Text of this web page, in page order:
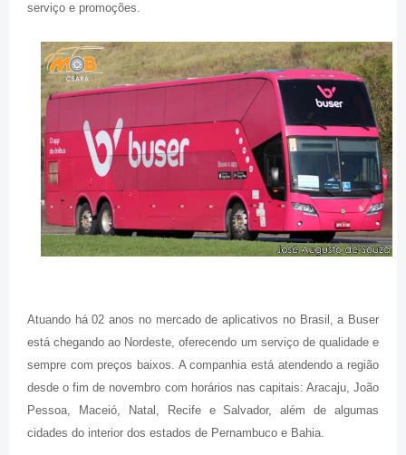
serviço e promoções.
Atuando há 02 anos no mercado de aplicativos no Brasil, a Buser
está chegando ao Nordeste, oferecendo um serviço de qualidade e
sempre com preços baixos. A companhia está atendendo a região
desde o fim de novembro com horários nas capitais: Aracaju, João
Pessoa, Maceió, Natal, Recife e Salvador, além de algumas
cidades do interior dos estados de Pernambuco e Bahia.